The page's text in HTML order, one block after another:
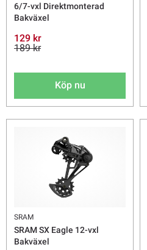
6/7-vxl Direktmonterad
Bakväxel
129 kr
189 kr
Köp nu
SRAM
SRAM SX Eagle 12-vxl
Bakväxel